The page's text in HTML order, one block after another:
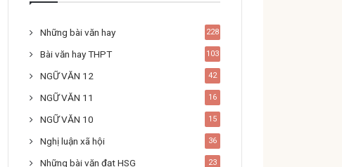
Những bài văn hay 228
Bài văn hay THPT 103
NGỮ VĂN 12 42
NGỮ VĂN 11 16
NGỮ VĂN 10 15
Nghị luận xã hội 36
Những bài văn đạt HSG 23